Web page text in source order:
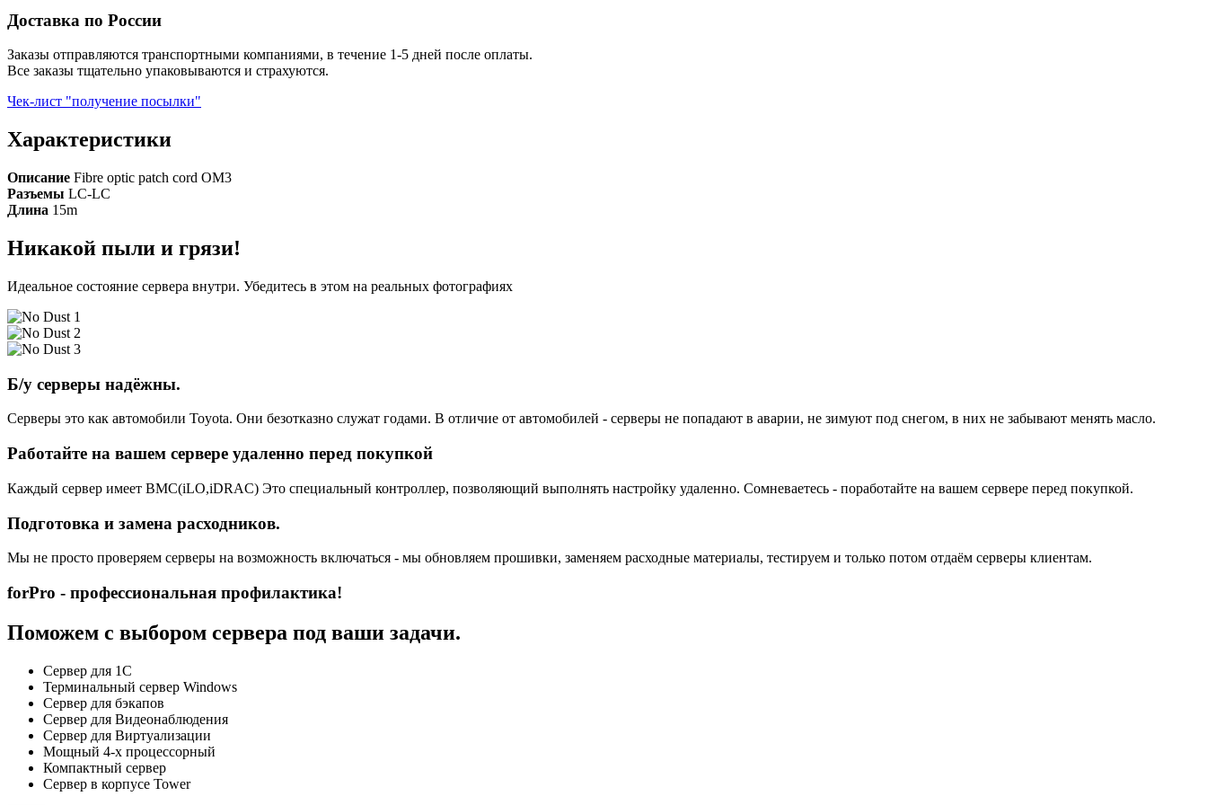
Доставка по России
Заказы отправляются транспортными компаниями, в течение 1-5 дней после оплаты.
Все заказы тщательно упаковываются и страхуются.
Чек-лист "получение посылки"
Характеристики
Описание Fibre optic patch cord OM3
Разъемы LC-LC
Длина 15m
Никакой пыли и грязи!
Идеальное состояние сервера внутри. Убедитесь в этом на реальных фотографиях
Б/у серверы надёжны.
Серверы это как автомобили Toyota. Они безотказно служат годами. В отличие от автомобилей - серверы не попадают в аварии, не зимуют под снегом, в них не забывают менять масло.
Работайте на вашем сервере удаленно перед покупкой
Каждый сервер имеет BMC(iLO,iDRAC) Это специальный контроллер, позволяющий выполнять настройку удаленно. Сомневаетесь - поработайте на вашем сервере перед покупкой.
Подготовка и замена расходников.
Мы не просто проверяем серверы на возможность включаться - мы обновляем прошивки, заменяем расходные материалы, тестируем и только потом отдаём серверы клиентам.
forPro - профессиональная профилактика!
Поможем с выбором сервера под ваши задачи.
Сервер для 1С
Терминальный сервер Windows
Сервер для бэкапов
Сервер для Видеонаблюдения
Сервер для Виртуализации
Мощный 4-х процессорный
Компактный сервер
Сервер в корпусе Tower